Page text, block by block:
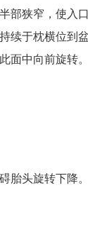
部狭窄，使入
于枕横位到
中向前旋转。
头旋转下降。